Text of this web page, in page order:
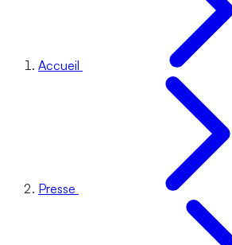
Accueil
Presse